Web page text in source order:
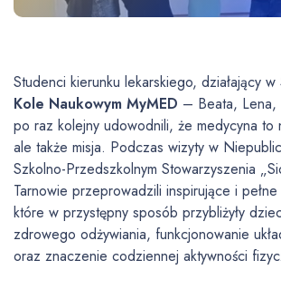
Studenci kierunku lekarskiego, działający w
Kole Naukowym MyMED – Beata,
po raz kolejny udowodnili, że medycyna to
ale także misja. Podczas wizyty w
Szkolno-Przedszkolnym Stowarzyszenia
Tarnowie przeprowadzili inspirujące i
które w przystępny sposób przybliżyły
zdrowego odżywiania, funkcjonowanie
oraz znaczenie codziennej aktywności